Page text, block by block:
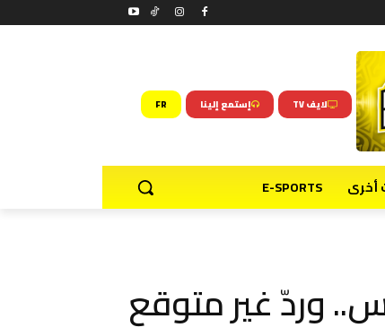
لايف TV إستمع إلينا FR
أخرى E-SPORTS
وردّ غير متوقع